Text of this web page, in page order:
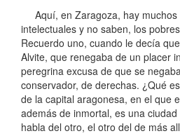
Aquí, en Zaragoza, hay muchos
intelectuales y no saben, los
Recuerdo uno, cuando le decía
Alvite, que renegaba de un placer
peregrina excusa de que se
conservador, de derechas. ¿Qué
de la capital aragonesa, en el que
además de inmortal, es una
habla del otro, el otro del de más